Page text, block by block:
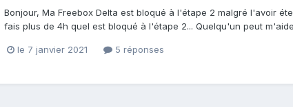
Bonjour, Ma Freebox Delta est bloqué à l'étape 2 malgré l'avoir
fais plus de 4h quel est bloqué à l'étape 2... Quelqu'un peut
le 7 janvier 2021 5 réponses